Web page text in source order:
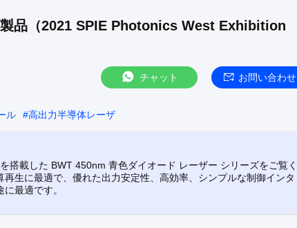
品（2021 SPIE Photonics West Exhibition
チャット お問い合わせ
ル #高出力半導体レーザ
載した BWT 450nm 青色ダイオード レーザー シリーズをご覧く
生に最適で、優れた出力安定性、高効率、シンプルな制御インタ
最適です。